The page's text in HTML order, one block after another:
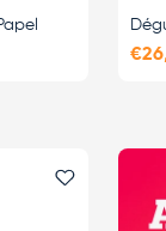
Ajouter le